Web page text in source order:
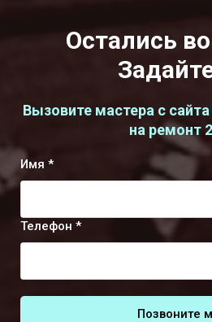
Остались
Вызовите мастера с
на ремонт
Имя *
Телефон *
Позвоните